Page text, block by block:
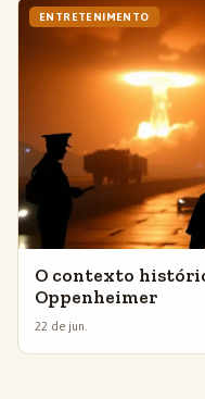
ENTRETENIMENTO
O contexto
Oppenheimer
22 de jun.